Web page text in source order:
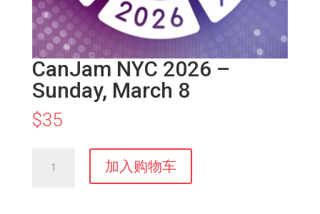
CanJam NYC 2026 –
Sunday, March 8
$35
加入购物车